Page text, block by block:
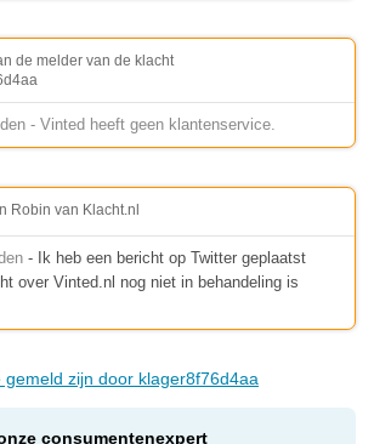
de melder van de klacht
- Vinted heeft geen klantenservice.
Robin van Klacht.nl
- Ik heb een bericht op Twitter geplaatst
over Vinted.nl nog niet in behandeling is
gemeld zijn door klager8f76d4aa
consumentenexpert